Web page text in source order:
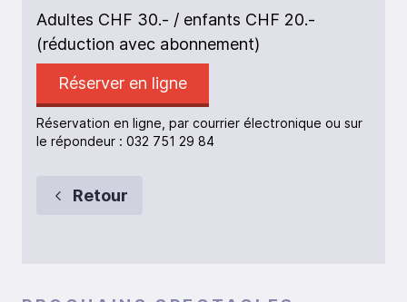
Adultes CHF 30.- / enfants CHF 20.-
(réduction avec abonnement)
Réserver en ligne
Réservation en ligne, par courrier électronique ou sur
le répondeur : 032 751 29 84
Retour